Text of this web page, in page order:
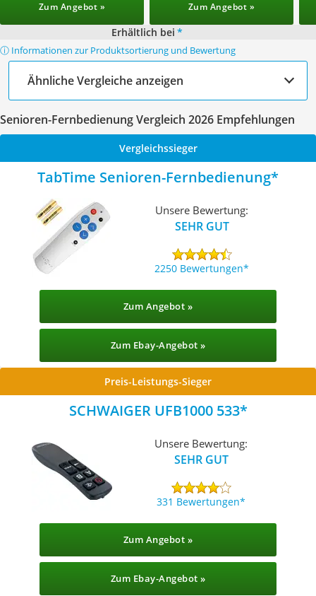
Zum Angebot » Zum Angebot »
Erhältlich bei *
ⓘ Informationen zur Produktsortierung und Bewertung
Ähnliche Vergleiche anzeigen
Senioren-Fernbedienung Vergleich 2026 Empfehlungen
Vergleichssieger
TabTime Senioren-Fernbedienung
Unsere Bewertung:
SEHR GUT
2250 Bewertungen
Zum Angebot »
Zum Ebay-Angebot »
Preis-Leistungs-Sieger
SCHWAIGER UFB1000 533
Unsere Bewertung:
SEHR GUT
331 Bewertungen
Zum Angebot »
Zum Ebay-Angebot »